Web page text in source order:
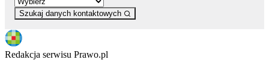
Szukaj danych kontaktowych
Redakcja serwisu Prawo.pl